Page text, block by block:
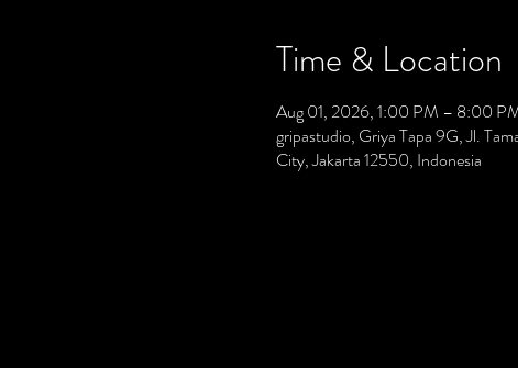
Time & Location
Aug 01, 2026, 1:00 PM – 8:00
gripastudio, Griya Tapa 9G, Jl.
City, Jakarta 12550, Indonesia